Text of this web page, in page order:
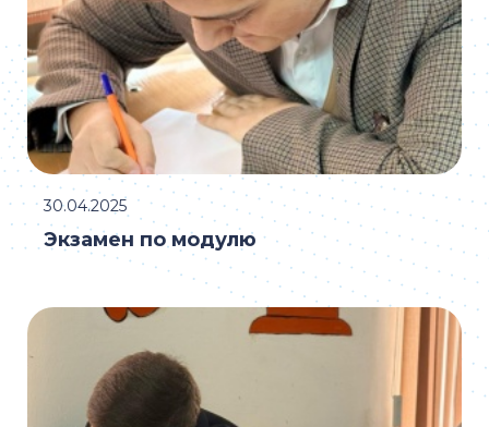
Экзамен по модулю
30.04.2025